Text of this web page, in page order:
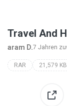
Travel And
aram D.7 Jahren
RAR 21,579 KB